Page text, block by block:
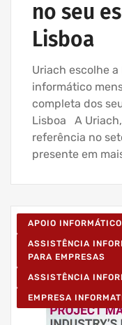
no seu
Lisboa
Uriach escolhe
informático
completa dos
Lisboa A
referência no
presente em
APOIO
ASSISTÊNCIA
PARA EMPRESAS
ASSISTÊNCIA
EMPRESA